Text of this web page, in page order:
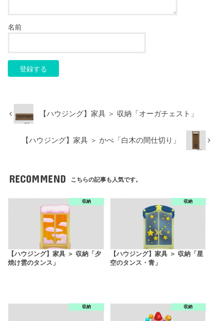
名前
【ハウジング】家具 ＞ 収納「オーガチェスト」
【ハウジング】家具 ＞ かべ「白木の間仕切り」
RECOMMEND こちらの記事も人気です。
収納
【ハウジング】家具 ＞ 収納「夕
焼け雲のタンス」
収納
【ハウジング】家具 ＞ 収納「星
空のタンス・青」
収納 収納